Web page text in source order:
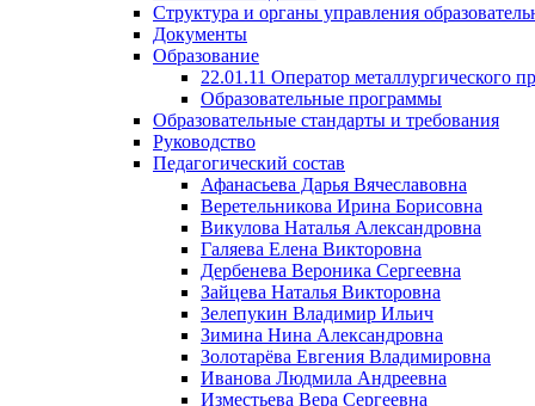
Структура и органы управления
Документы
Образование
22.01.11 Оператор металлургического
Образовательные программы
Образовательные стандарты и требования
Руководство
Педагогический состав
Афанасьева Дарья Вячеславовна
Веретельникова Ирина Борисовна
Викулова Наталья Александровна
Галяева Елена Викторовна
Дербенева Вероника Сергеевна
Зайцева Наталья Викторовна
Зелепукин Владимир Ильич
Зимина Нина Александровна
Золотарёва Евгения Владимировна
Иванова Людмила Андреевна
Изместьева Вера Сергеевна